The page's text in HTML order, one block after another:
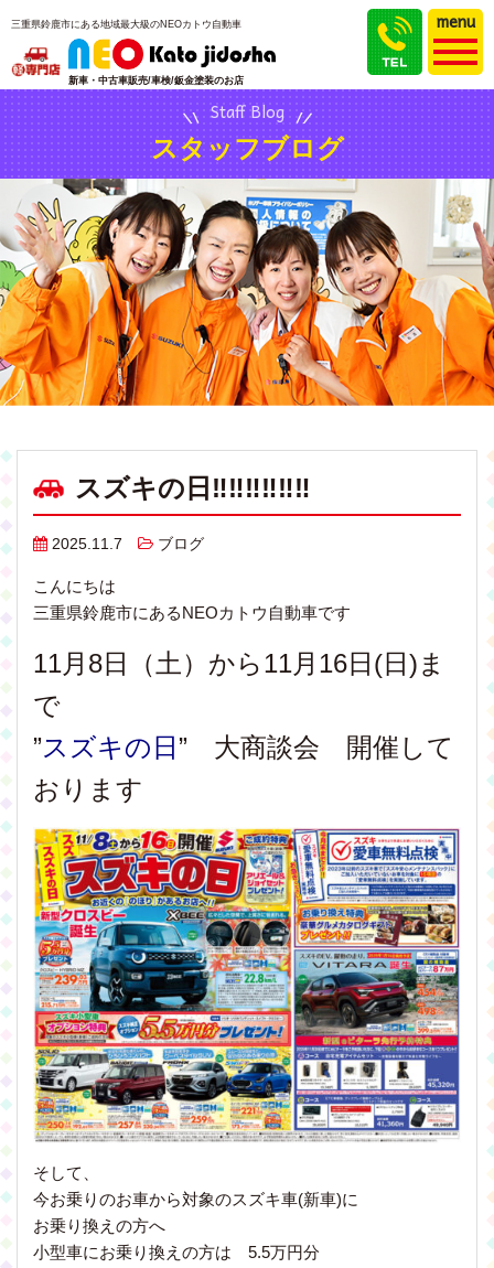
三重県鈴鹿市にある地域最大級のNEOカトウ自動車
新車・中古車販売/車検/鈑金塗装のお店
menu
Staff Blog
スタッフブログ
スズキの日‼‼‼‼‼‼
2025.11.7 ブログ
こんにちは
三重県鈴鹿市にあるNEOカトウ自動車です
11月8日（土）から11月16日(日)ま
で
”スズキの日 ” 大商談会 開催して
おります
そして、
今お乗りのお車から対象のスズキ車(新車)に
お乗り換えの方へ
小型車にお乗り換えの方は 5.5万円分